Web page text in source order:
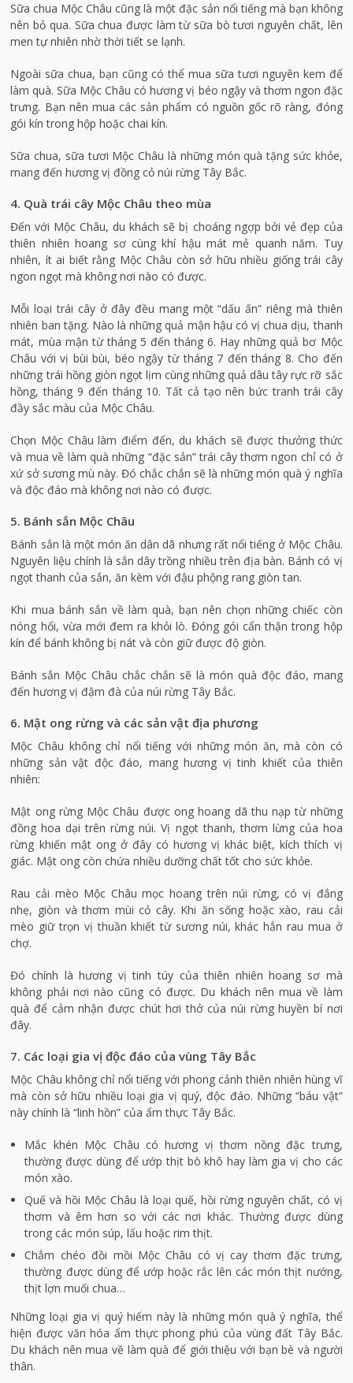
Sữa chua Mộc Châu cũng là một đặc sản nổi tiếng mà bạn không
nên bỏ qua. Sữa chua được làm từ sữa bò tươi nguyên chất, lên
men tự nhiên nhờ thời tiết se lạnh.
Ngoài sữa chua, bạn cũng có thể mua sữa tươi nguyên kem để
làm quà. Sữa Mộc Châu có hương vị béo ngậy và thơm ngon đặc
trưng. Bạn nên mua các sản phẩm có nguồn gốc rõ ràng, đóng
gói kín trong hộp hoặc chai kín.
Sữa chua, sữa tươi Mộc Châu là những món quà tặng sức khỏe,
mang đến hương vị đồng cỏ núi rừng Tây Bắc.
4. Quà trái cây Mộc Châu theo mùa
Đến với Mộc Châu, du khách sẽ bị choáng ngợp bởi vẻ đẹp của
thiên nhiên hoang sơ cùng khí hậu mát mẻ quanh năm. Tuy
nhiên, ít ai biết rằng Mộc Châu còn sở hữu nhiều giống trái cây
ngon ngọt mà không nơi nào có được.
Mỗi loại trái cây ở đây đều mang một “dấu ấn” riêng mà thiên
nhiên ban tặng. Nào là những quả mận hậu có vị chua dịu, thanh
mát, mùa mận từ tháng 5 đến tháng 6. Hay những quả bơ Mộc
Châu với vị bùi bùi, béo ngậy từ tháng 7 đến tháng 8. Cho đến
những trái hồng giòn ngọt lịm cùng những quả dâu tây rực rỡ sắc
hồng, tháng 9 đến tháng 10. Tất cả tạo nên bức tranh trái cây
đầy sắc màu của Mộc Châu.
Chọn Mộc Châu làm điểm đến, du khách sẽ được thưởng thức
và mua về làm quà những “đặc sản” trái cây thơm ngon chỉ có ở
xứ sở sương mù này. Đó chắc chắn sẽ là những món quà ý nghĩa
và độc đáo mà không nơi nào có được.
5. Bánh sắn Mộc Châu
Bánh sắn là một món ăn dân dã nhưng rất nổi tiếng ở Mộc Châu.
Nguyên liệu chính là sắn dây trồng nhiều trên địa bàn. Bánh có vị
ngọt thanh của sắn, ăn kèm với đậu phộng rang giòn tan.
Khi mua bánh sắn về làm quà, bạn nên chọn những chiếc còn
nóng hổi, vừa mới đem ra khỏi lò. Đóng gói cẩn thận trong hộp
kín để bánh không bị nát và còn giữ được độ giòn.
Bánh sắn Mộc Châu chắc chắn sẽ là món quà độc đáo, mang
đến hương vị đậm đà của núi rừng Tây Bắc.
6. Mật ong rừng và các sản vật địa phương
Mộc Châu không chỉ nổi tiếng với những món ăn, mà còn có
những sản vật độc đáo, mang hương vị tinh khiết của thiên
nhiên:
Mật ong rừng Mộc Châu được ong hoang dã thu nạp từ những
đồng hoa dại trên rừng núi. Vị ngọt thanh, thơm lừng của hoa
rừng khiến mật ong ở đây có hương vị khác biệt, kích thích vị
giác. Mật ong còn chứa nhiều dưỡng chất tốt cho sức khỏe.
Rau cải mèo Mộc Châu mọc hoang trên núi rừng, có vị đắng
nhẹ, giòn và thơm mùi cỏ cây. Khi ăn sống hoặc xào, rau cải
mèo giữ trọn vị thuần khiết từ sương núi, khác hẳn rau mua ở
chợ.
Đó chính là hương vị tinh túy của thiên nhiên hoang sơ mà
không phải nơi nào cũng có được. Du khách nên mua về làm
quà để cảm nhận được chút hơi thở của núi rừng huyền bí nơi
đây.
7. Các loại gia vị độc đáo của vùng Tây Bắc
Mộc Châu không chỉ nổi tiếng với phong cảnh thiên nhiên hùng vĩ
mà còn sở hữu nhiều loại gia vị quý, độc đáo. Những “báu vật”
này chính là “linh hồn” của ẩm thực Tây Bắc.
Mắc khén Mộc Châu có hương vị thơm nồng đặc trưng,
thường được dùng để ướp thịt bò khô hay làm gia vị cho các
món xào.
Quế và hồi Mộc Châu là loại quế, hồi rừng nguyên chất, có vị
thơm và êm hơn so với các nơi khác. Thường được dùng
trong các món súp, lẩu hoặc rim thịt.
Chẳm chéo đồi mồi Mộc Châu có vị cay thơm đặc trưng,
thường được dùng để ướp hoặc rắc lên các món thịt nướng,
thịt lợn muối chua…
Những loại gia vị quý hiếm này là những món quà ý nghĩa, thể
hiện được văn hóa ẩm thực phong phú của vùng đất Tây Bắc.
Du khách nên mua về làm quà để giới thiệu với bạn bè và người
thân.